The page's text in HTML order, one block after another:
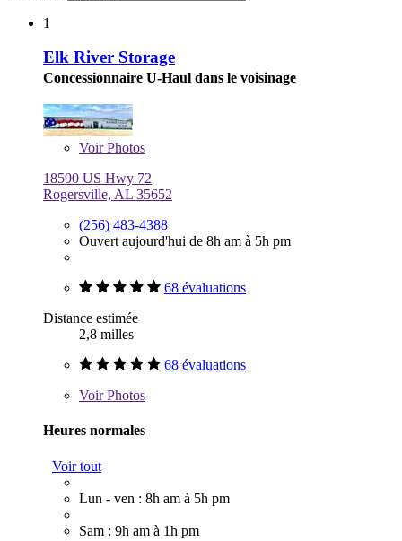
1
Elk River Storage
Concessionnaire U-Haul dans le voisinage
VoirPhotos
18590 US Hwy 72
Rogersville, AL 35652
(256) 483-4388
Ouvert aujourd'hui de 8h am à 5h pm
68 évaluations
Distance estimée
2,8 milles
68 évaluations
VoirPhotos
Heures normales
Voir tout
Lun - ven : 8h am à 5h pm
Sam : 9h am à 1h pm